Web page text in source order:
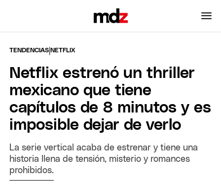
TENDENCIAS |NETFLIX
Netflix estrenó un thriller
mexicano que tiene
capítulos de 8 minutos y es
imposible dejar de verlo
La serie vertical acaba de estrenar y tiene una
historia llena de tensión, misterio y romances
prohibidos.